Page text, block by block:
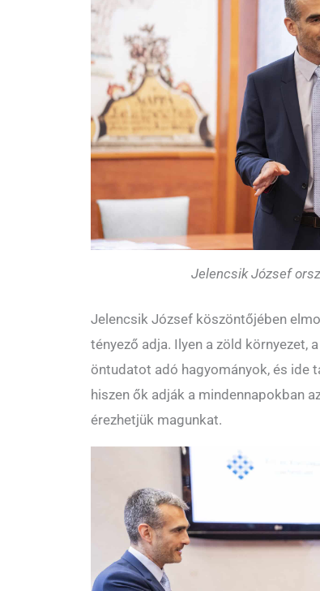
Jelencsik József
Jelencsik József köszöntőjében
tényező adja. Ilyen a zöld környezet,
öntudatot adó hagyományok, és ide
hiszen ők adják a mindennapokban
érezhetjük magunkat.